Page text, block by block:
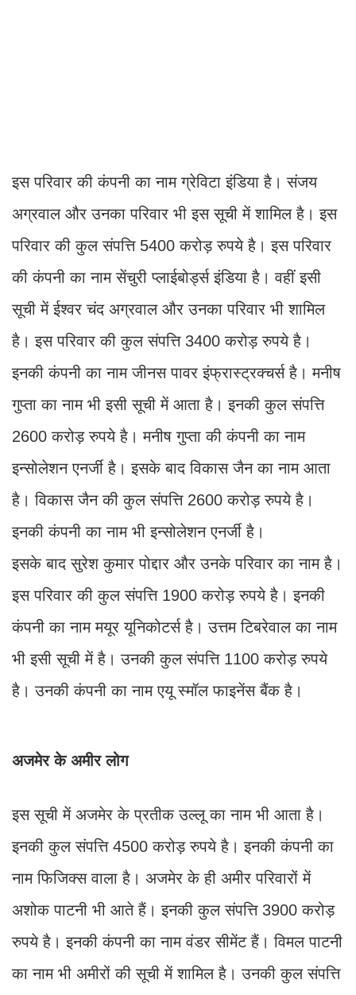
इस परिवार की कंपनी का नाम ग्रेविटा इंडिया है। संजय
अग्रवाल और उनका परिवार भी इस सूची में शामिल है। इस
परिवार की कुल संप​त्ति 5400 करोड़ रुपये है। इस परिवार
की कंपनी का नाम सेंचुरी प्लाईबोर्ड्स इंडिया है। वहीं इसी
सूची में ईश्वर चंद अग्रवाल और उनका परिवार भी शामिल
है। इस परिवार की कुल संप​त्ति 3400 करोड़ रुपये है।
इनकी कंपनी का नाम जीनस पावर इंफ्रास्ट्रक्चर्स है। मनीष
गुप्ता का नाम भी इसी सूची में आता है। इनकी कुल संप​त्ति
2600 करोड़ रुपये है। मनीष गुप्ता की कंपनी का नाम
इन्सोलेशन एनर्जी है। इसके बाद विकास जैन का नाम आता
है। विकास जैन की कुल संप​त्ति 2600 करोड़ रुपये है।
इनकी कंपनी का नाम भी इन्सोलेशन एनर्जी है।
इसके बाद सुरेश कुमार पोद्दार और उनके परिवार का नाम है।
इस परिवार की कुल संप​त्ति 1900 करोड़ रुपये है। इनकी
कंपनी का नाम मयूर यूनिकोटर्स है। उत्तम टिबरेवाल का नाम
भी इसी सूची में है। उनकी कुल संप​त्ति 1100 करोड़ रुपये
है। उनकी कंपनी का नाम एयू स्मॉल फाइनेंस बैंक है।
अजमेर के अमीर लोग
इस सूची में अजमेर के प्रतीक उल्लू का नाम भी आता है।
इनकी कुल संप​त्ति 4500 करोड़ रुपये है। इनकी कंपनी का
नाम फिजिक्स वाला है। अजमेर के ही अमीर परिवारों में
अशोक पाटनी भी आते हैं। इनकी कुल संप​त्ति 3900 करोड़
रुपये है। इनकी कंपनी का नाम वंडर सीमेंट हैं। विमल पाटनी
का नाम भी अमीरों की सूची में शामिल है। उनकी कुल संप​त्ति